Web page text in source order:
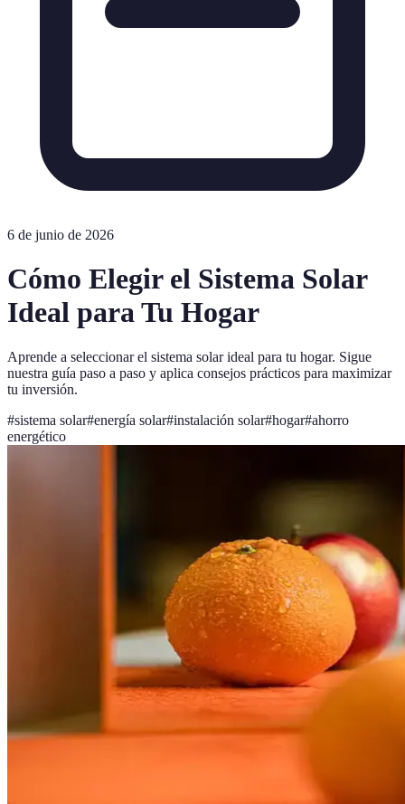
6 de junio de 2026
Cómo Elegir el Sistema Solar
Ideal para Tu Hogar
Aprende a seleccionar el sistema solar ideal para tu hogar. Sigue
nuestra guía paso a paso y aplica consejos prácticos para maximizar
tu inversión.
#sistema solar#energía solar#instalación solar#hogar#ahorro
energético